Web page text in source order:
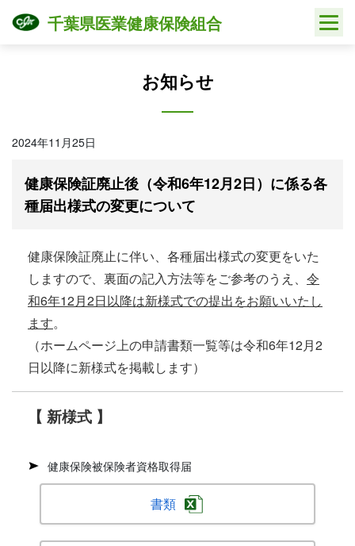
千葉県医業健康保険組合
お知らせ
2024年11月25日
健康保険証廃止後（令和6年12月2日）に係る各
種届出様式の変更について
健康保険証廃止に伴い、各種届出様式の変更をいた
しますので、裏面の記入方法等をご参考のうえ、 令
和6年12月2日以降は新様式での提出をお願いいたし
ます。
（ホームページ上の申請書類一覧等は令和6年12月2
日以降に新様式を掲載します）
【 新様式 】
健康保険被保険者資格取得届
書類